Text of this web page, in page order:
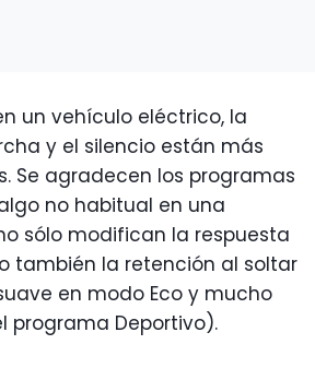
un vehículo eléctrico, la
y el silencio están más
Se agradecen los programas
no habitual en una
sólo modifican la respuesta
también la retención al soltar
en modo Eco y mucho
programa Deportivo).